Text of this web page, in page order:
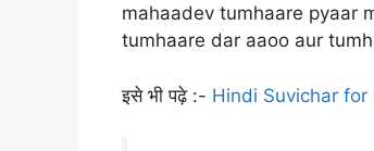
mahaadev tumhaare pyaar
tumhaare dar aaoo aur
इसे भी पढ़े :- Hindi Suvichar for